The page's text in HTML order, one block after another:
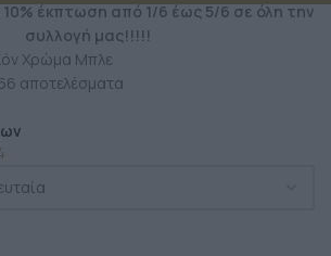
10% έκπτωση από 1/6 έως 5/6 σε όλη την
συλλογή μας!!!!!
Χρώμα Μπλε
αποτελέσματα